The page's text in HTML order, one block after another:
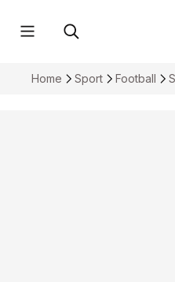
Home Sport Football